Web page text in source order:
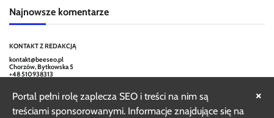
×
Portal pełni rolę zaplecza SEO i treści na nim są
treściami sponsorowanymi. Informacje znajdujące się na
Najnowsze komentarze
KONTAKT Z REDAKCJĄ
kontakt@beeseo.pl
Chorzów, Bytkowska 5
+48 510938313